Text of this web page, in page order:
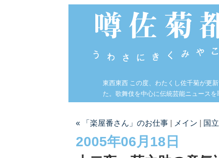
東西東西 この度、わたくし佐千菊が更
た。歌舞伎を中心に伝統芸能ニュース
« 「楽屋番さん」のお仕事 メイン 国
2005年06月18日